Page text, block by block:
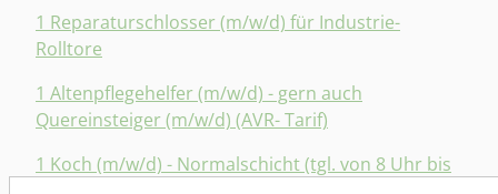
1 Reparaturschlosser (m/w/d) für Industrie-
Rolltore
1 Altenpflegehelfer (m/w/d) - gern auch
Quereinsteiger (m/w/d) (AVR- Tarif)
1 Koch (m/w/d) - Normalschicht (tgl. von 8 Uhr bis